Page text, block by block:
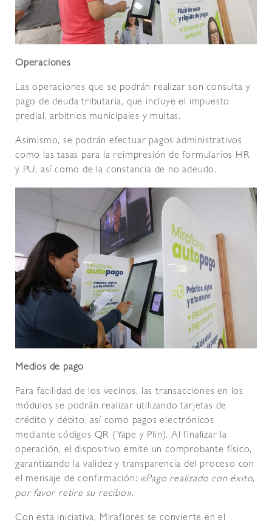
Operaciones
Las operaciones que se podrán realizar son consulta y
pago de deuda tributaria, que incluye el impuesto
predial, arbitrios municipales y multas.
Asimismo, se podrán efectuar pagos administrativos
como las tasas para la reimpresión de formularios HR
y PU, así como de la constancia de no adeudo.
Medios de pago
Para facilidad de los vecinos, las transacciones en los
módulos se podrán realizar utilizando tarjetas de
crédito y débito, así como pagos electrónicos
mediante códigos QR (Yape y Plin). Al finalizar la
operación, el dispositivo emite un comprobante físico,
garantizando la validez y transparencia del proceso con
el mensaje de confirmación: «Pago realizado con éxito,
por favor retire su recibo».
Con esta iniciativa, Miraflores se convierte en el